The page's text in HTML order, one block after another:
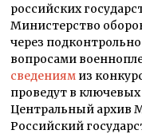
российских
Министерство
через
вопросами
сведениям из
проведут в
Центральный архив
Российский